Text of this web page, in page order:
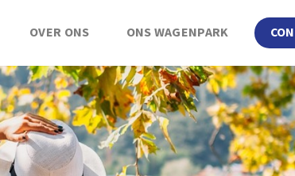
OVER ONS ONS WAGENPARK